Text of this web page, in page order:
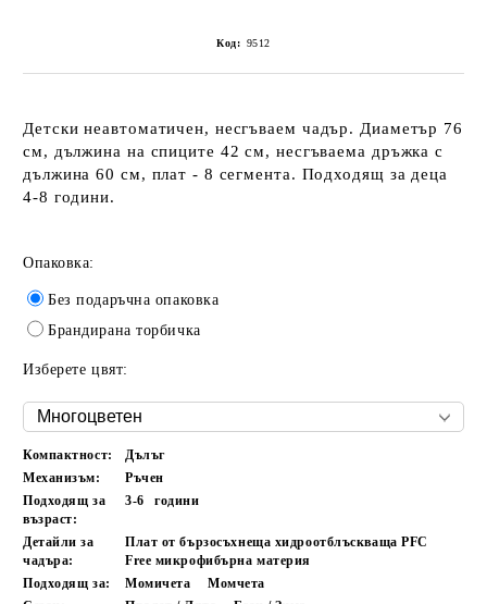
Код: 9512
Детски неавтоматичен, несгъваем чадър. Диаметър 76
см, дължина на спиците 42 см, несгъваема дръжка с
дължина 60 см, плат - 8 сегмента. Подходящ за деца
4-8 години.
Опаковка:
Без подаръчна опаковка
Брандирана торбичка
Изберете цвят:
Компактност:
Дълъг
Механизъм:
Ръчен
Подходящ за
възраст:
3-6 години
Детайли за
чадъра:
Плат от бързосъхнеща хидроотблъскваща PFC
Free микрофибърна материя
Подходящ за:
Момичета
Момчета